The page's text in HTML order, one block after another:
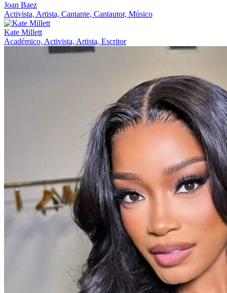
Joan Baez
Activista, Artista, Cantante, Cantautor, Músico
Kate Millett
Académico, Activista, Artista, Escritor